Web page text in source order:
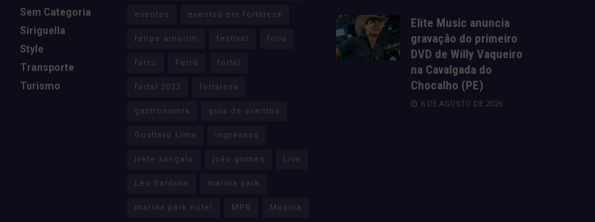
Sem Categoria
Siriguella
Style
Transporte
Turismo
eventos eventos em fortaleza
felipe amorim festival folia
forro Forró fortal
fortal 2022 fortaleza
gastronomia guia de eventos
Gusttavo Lima ingressos
ivete sangalo joão gomes Live
Léo Santana marina park
marina park hotel MPB Música
Elite Music anuncia
gravação do primeiro
DVD de Willy Vaqueiro
na Cavalgada do
Chocalho (PE)
6 DE AGOSTO DE 2026